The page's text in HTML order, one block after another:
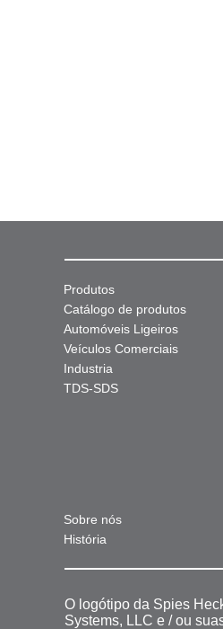
Produtos
Catálogo de produtos
Automóveis Ligeiros
Veículos Comerciais
Industria
TDS-SDS
Sobre nós
História
O logótipo da Spies
Systems, LLC e / ou